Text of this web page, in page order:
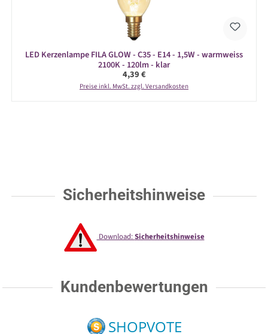
LED Kerzenlampe FILA GLOW - C35 - E14 - 1,5W - warmweiss
2100K - 120lm - klar
Regulärer Preis:
4,39 €
Preise inkl. MwSt. zzgl. Versandkosten
Sicherheitshinweise
Download:Sicherheitshinweise
Kundenbewertungen